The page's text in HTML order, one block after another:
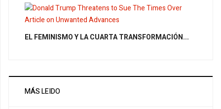
EL FEMINISMO Y LA CUARTA TRANSFORMACIÓN...
MÁS LEIDO